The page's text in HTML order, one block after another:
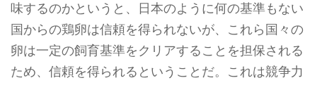
味するのかというと、日本のように何の基準もない
国からの鶏卵は信頼を得られないが、これら国々の
卵は一定の飼育基準をクリアすることを担保される
ため、信頼を得られるということだ。これは競争力